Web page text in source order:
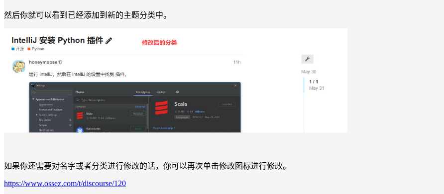
然后你就可以看到已经添加到新的主题分类中。
如果你还需要对名字或者分类进行修改的话，你可以再次单击修改图标进行修改。
https://www.ossez.com/t/discourse/120